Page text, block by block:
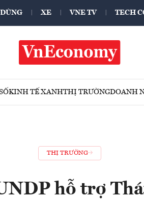
XE VNE TV TECH
KINH TẾ XANHTHỊ TRƯỜNGDOANH
THỊ TRƯỜNG
hỗ trợ